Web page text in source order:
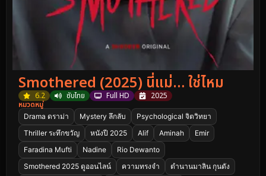
Smothered (2025) นี่แม่… ใช่ไหม
6.2 ซับไทย Full HD
2025
หมวดหมู่
Drama ดราม่า Mystery ลึกลับ
Psychological จิตวิทยา
Thriller ระทึกขวัญ
หนังปี 2025 Alif Aminah
Emir
Faradina Mufti
Nadine
Rio Dewanto
Smothered 2025 ดูออนไลน์
ความทรงจำ
ตำนานมาลิน กุนดัง